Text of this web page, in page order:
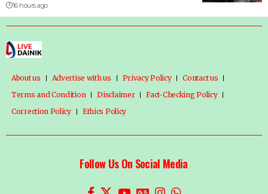
16 hours ago
About us Advertise with us Privacy Policy
Contact us
Terms and Condition
Disclaimer
Fact-Checking Policy
Correction Policy
Ethics Policy
Follow Us On Social Media